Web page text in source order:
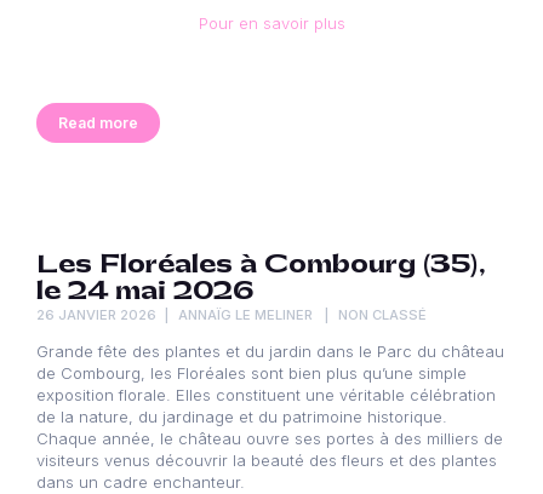
Pour en savoir plus
Read more
Les Floréales à Combourg (35),
le 24 mai 2026
26 JANVIER 2026 ANNAÏG LE MELINER NON CLASSÉ
Grande fête des plantes et du jardin dans le Parc du château
de Combourg, les Floréales sont bien plus qu’une simple
exposition florale. Elles constituent une véritable célébration
de la nature, du jardinage et du patrimoine historique.
Chaque année, le château ouvre ses portes à des milliers de
visiteurs venus découvrir la beauté des fleurs et des plantes
dans un cadre enchanteur.